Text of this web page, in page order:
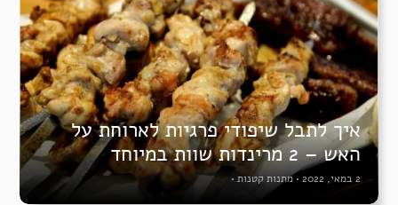
איך לתבל שיפודי פרגיות לארוחת על
האש – 2 מרינדות שוות במיוחד
2 במאי, 2022 •מתנות קטנות •